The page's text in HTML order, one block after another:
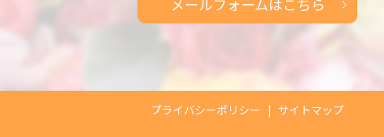
メールフォームはこちら
プライバシーポリシー サイトマップ